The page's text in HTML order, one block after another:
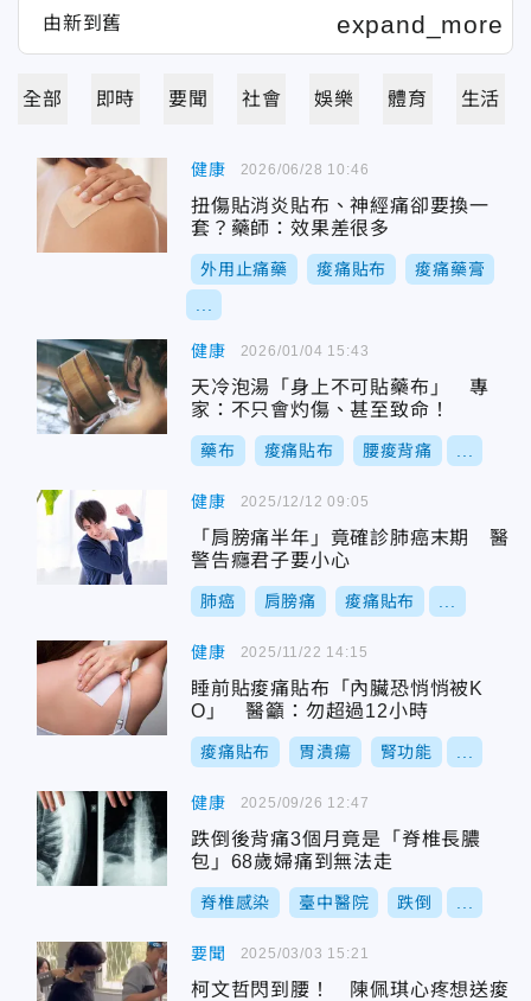
全部 即時 要聞 社會 娛樂 體育 生活
健康
扭傷貼消炎貼布、神經痛卻要換一
套？藥師：效果差很多
外用止痛藥 痠痛貼布 痠痛藥膏
2026/06/28 10:46
健康
天冷泡湯「身上不可貼藥布」 專
家：不只會灼傷、甚至致命！
藥布 痠痛貼布 腰痠背痛
2026/01/04 15:43
健康
「肩膀痛半年」竟確診肺癌末期 醫
警告癮君子要小心
肺癌 肩膀痛 痠痛貼布
2025/12/12 09:05
健康
睡前貼痠痛貼布「內臟恐悄悄被K
O」 醫籲：勿超過12小時
痠痛貼布 胃潰瘍 腎功能
2025/11/22 14:15
健康
跌倒後背痛3個月竟是「脊椎長膿
包」68歲婦痛到無法走
脊椎感染 臺中醫院 跌倒
2025/09/26 12:47
要聞
柯文哲閃到腰！ 陳佩琪心疼想送痠
2025/03/03 15:21